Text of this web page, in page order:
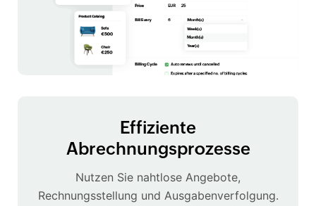
Effiziente
Abrechnungsprozesse
Nutzen Sie nahtlose Angebote,
Rechnungsstellung und Ausgabenverfolgung.